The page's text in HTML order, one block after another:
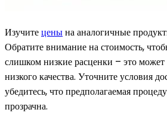
Изучитеценына аналогичные
Обратите внимание на стоимость,
слишком низкие расценки – это
низкого качества. Уточните условия
убедитесь, что предполагаемая
прозрачна.